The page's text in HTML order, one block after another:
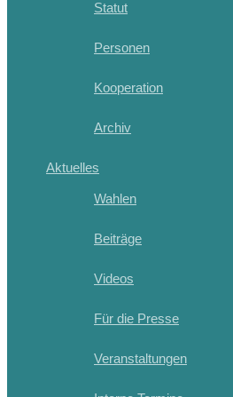
Statut
Personen
Kooperation
Archiv
Aktuelles
Wahlen
Beiträge
Videos
Für die Presse
Veranstaltungen